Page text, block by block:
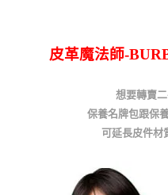
皮革魔法師-
想要轉賣
保養名牌包跟保
可延長皮件材